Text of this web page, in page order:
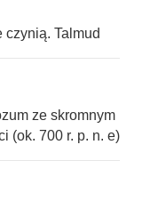
czynią. Talmud
ze skromnym
(ok. 700 r. p. n. e)